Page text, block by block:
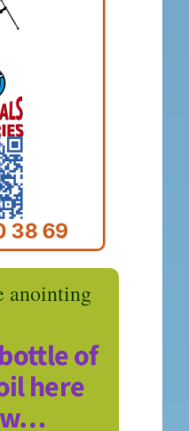
38 69
anointing
of
here